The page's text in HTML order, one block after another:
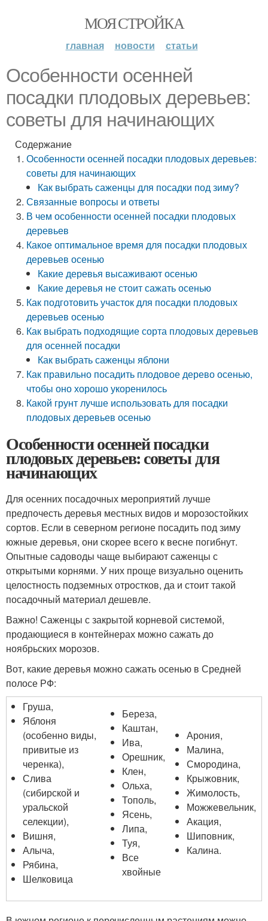
МОЯ СТРОЙКА
главная новости статьи
Особенности осенней
посадки плодовых деревьев:
советы для начинающих
Содержание
Особенности осенней посадки плодовых деревьев:
советы для начинающих
Как выбрать саженцы для посадки под зиму?
Связанные вопросы и ответы
В чем особенности осенней посадки плодовых
деревьев
Какое оптимальное время для посадки плодовых
деревьев осенью
Какие деревья высаживают осенью
Какие деревья не стоит сажать осенью
Как подготовить участок для посадки плодовых
деревьев осенью
Как выбрать подходящие сорта плодовых деревьев
для осенней посадки
Как выбрать саженцы яблони
Как правильно посадить плодовое дерево осенью,
чтобы оно хорошо укоренилось
Какой грунт лучше использовать для посадки
плодовых деревьев осенью
Особенности осенней посадки
плодовых деревьев: советы для
начинающих
Для осенних посадочных мероприятий лучше
предпочесть деревья местных видов и морозостойких
сортов. Если в северном регионе посадить под зиму
южные деревья, они скорее всего к весне погибнут.
Опытные садоводы чаще выбирают саженцы с
открытыми корнями. У них проще визуально оценить
целостность подземных отростков, да и стоит такой
посадочный материал дешевле.
Важно! Саженцы с закрытой корневой системой,
продающиеся в контейнерах можно сажать до
ноябрьских морозов.
Вот, какие деревья можно сажать осенью в Средней
полосе РФ:
Груша,
Яблоня
(особенно виды,
привитые из
черенка),
Слива
(сибирской и
уральской
селекции),
Вишня,
Алыча,
Рябина,
Шелковица
Береза,
Каштан,
Ива,
Орешник,
Клен,
Ольха,
Тополь,
Ясень,
Липа,
Туя,
Все
хвойные
Арония,
Малина,
Смородина,
Крыжовник,
Жимолость,
Можжевельник,
Акация,
Шиповник,
Калина.